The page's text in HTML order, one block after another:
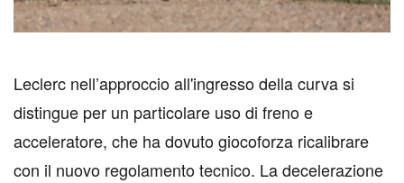
Leclerc nell’approccio all'ingresso della curva si
distingue per un particolare uso di freno e
acceleratore, che ha dovuto giocoforza ricalibrare
con il nuovo regolamento tecnico. La decelerazione